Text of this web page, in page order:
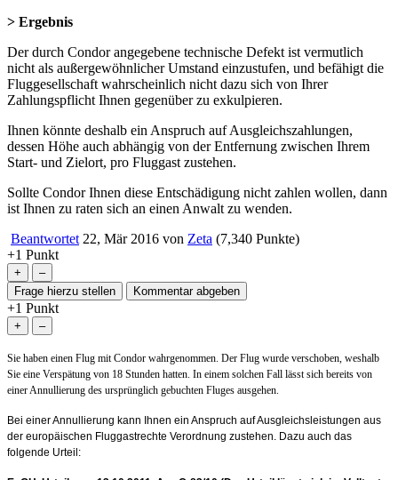
> Ergebnis
Der durch Condor angegebene technische Defekt ist vermutlich
nicht als außergewöhnlicher Umstand einzustufen, und befähigt die
Fluggesellschaft wahrscheinlich nicht dazu sich von Ihrer
Zahlungspflicht Ihnen gegenüber zu exkulpieren.
Ihnen könnte deshalb ein Anspruch auf Ausgleichszahlungen,
dessen Höhe auch abhängig von der Entfernung zwischen Ihrem
Start- und Zielort, pro Fluggast zustehen.
Sollte Condor Ihnen diese Entschädigung nicht zahlen wollen, dann
ist Ihnen zu raten sich an einen Anwalt zu wenden.
Beantwortet 22, Mär 2016 von Zeta (7,340 Punkte)
+1 Punkt
+1 Punkt
Sie haben einen Flug mit Condor wahrgenommen. Der Flug wurde verschoben, weshalb
Sie eine Verspätung von 18 Stunden hatten. In einem solchen Fall lässt sich bereits von
einer Annullierung des ursprünglich gebuchten Fluges ausgehen.
Bei einer Annullierung kann Ihnen ein Anspruch auf Ausgleichsleistungen aus
der europäischen Fluggastrechte Verordnung zustehen. Dazu auch das
folgende Urteil: